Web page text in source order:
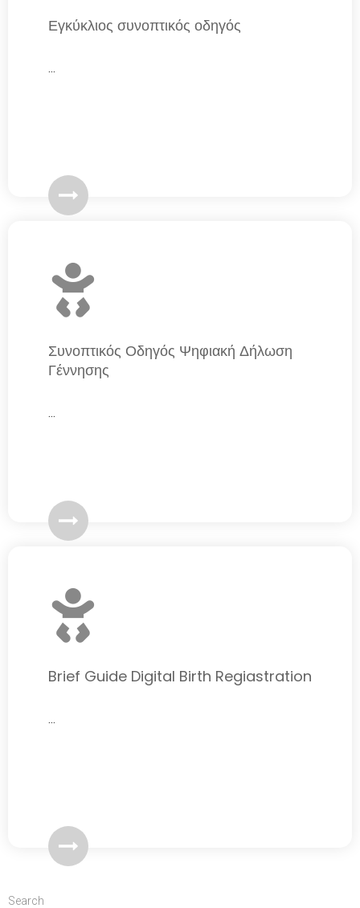
Εγκύκλιος συνοπτικός οδηγός
...
Συνοπτικός Οδηγός Ψηφιακή Δήλωση
Γέννησης
...
Brief Guide Digital Birth Regiastration
...
Search